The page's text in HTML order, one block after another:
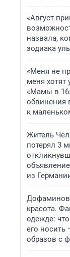
«Август
назвала,
зодиака
«Меня не
меня хотят
«Мамы в
обвинения
к
Житель
потерял 3
из
красота.
одежде:
его
образов с